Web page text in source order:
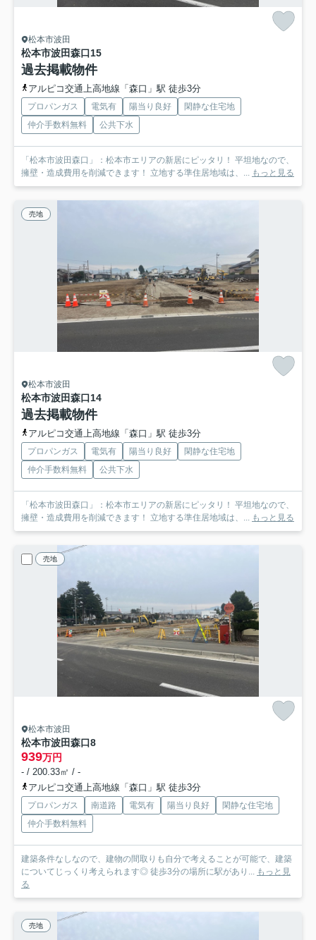
松本市波田
松本市波田森口15
過去掲載物件
アルピコ交通上高地線「森口」駅 徒歩3分
プロパンガス 電気有 陽当り良好
閑静な住宅地
仲介手数料無料
公共下水
「松本市波田森口」：松本市エリアの新居にピッタリ！ 平坦地なので、
擁壁・造成費用を削減できます！ 立地する準住居地域は、... もっと見る
売地
松本市波田
松本市波田森口14
過去掲載物件
アルピコ交通上高地線「森口」駅 徒歩3分
プロパンガス 電気有 陽当り良好
閑静な住宅地
仲介手数料無料
公共下水
「松本市波田森口」：松本市エリアの新居にピッタリ！ 平坦地なので、
擁壁・造成費用を削減できます！ 立地する準住居地域は、... もっと見る
売地
松本市波田
松本市波田森口8
939万円
- / 200.33㎡ / -
アルピコ交通上高地線「森口」駅 徒歩3分
プロパンガス 南道路 電気有 陽当り良好
閑静な住宅地
仲介手数料無料
建築条件なしなので、建物の間取りも自分で考えることが可能で、建築
についてじっくり考えられます◎ 徒歩3分の場所に駅があり... もっと見
る
売地